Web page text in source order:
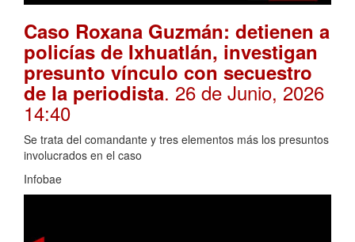
Caso Roxana Guzmán: detienen a
policías de Ixhuatlán, investigan
presunto vínculo con secuestro
de la periodista. 26 de Junio, 2026
14:40
Se trata del comandante y tres elementos más los presuntos
involucrados en el caso
Infobae